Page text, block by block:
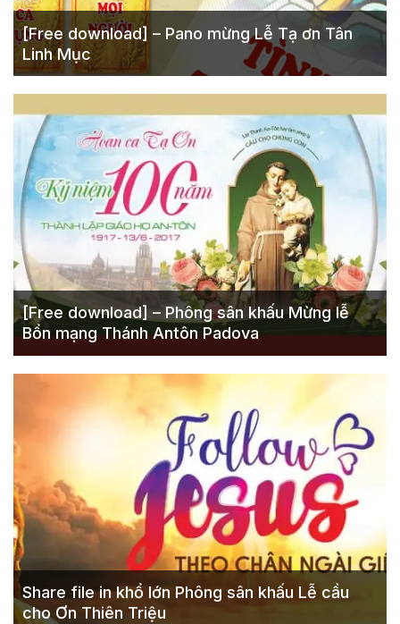
[Free download] – Pano mừng Lễ Tạ ơn Tân
Linh Mục
[Free download] – Phông sân khấu Mừng lễ
Bổn mạng Thánh Antôn Padova
Share file in khổ lớn Phông sân khấu Lễ cầu
cho Ơn Thiên Triệu